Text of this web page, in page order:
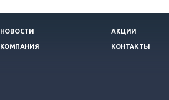
НОВОСТИ АКЦИИ
КОМПАНИЯ КОНТАКТЫ